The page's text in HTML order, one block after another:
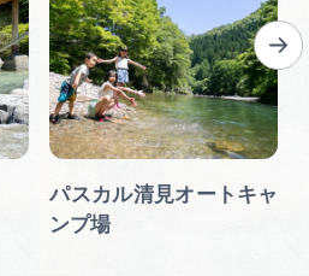
パスカル清見オートキャ
ンプ場